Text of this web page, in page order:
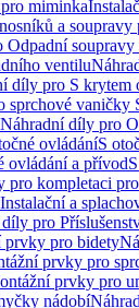
miminka
a
ventilu
díly pro S krytem
sprchové vaničky
Náhradní díly pro
ovládáníS
ovládání a přívod
pro kompletaci
Instalační a
pro
prvky pro bidety
prvky pro
prvky pro
nádobí